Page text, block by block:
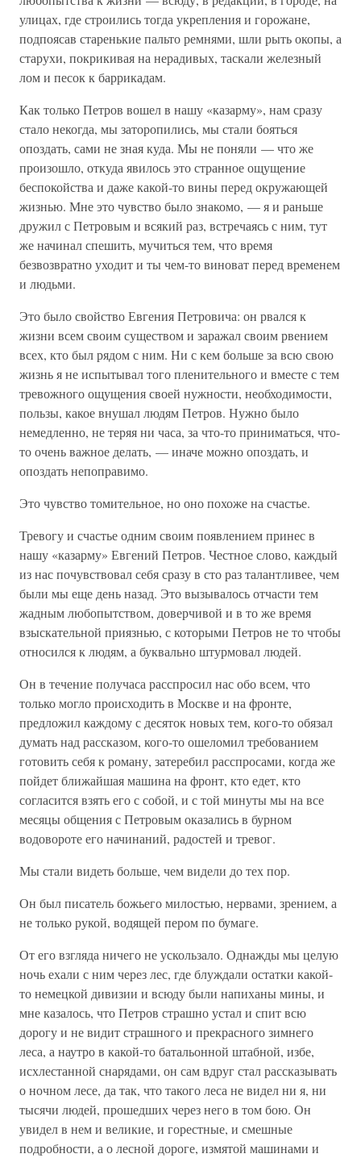
улицах, где строились тогда укрепления и горожане,
подпоясав старенькие пальто ремнями, шли рыть окопы, а
старухи, покрикивая на нерадивых, таскали железный
лом и песок к баррикадам.
Как только Петров вошел в нашу «казарму», нам сразу
стало некогда, мы заторопились, мы стали бояться
опоздать, сами не зная куда. Мы не поняли — что же
произошло, откуда явилось это странное ощущение
беспокойства и даже какой-то вины перед окружающей
жизнью. Мне это чувство было знакомо, — я и раньше
дружил с Петровым и всякий раз, встречаясь с ним, тут
же начинал спешить, мучиться тем, что время
безвозвратно уходит и ты чем-то виноват перед временем
и людьми.
Это было свойство Евгения Петровича: он рвался к
жизни всем своим существом и заражал своим рвением
всех, кто был рядом с ним. Ни с кем больше за всю свою
жизнь я не испытывал того пленительного и вместе с тем
тревожного ощущения своей нужности, необходимости,
пользы, какое внушал людям Петров. Нужно было
немедленно, не теряя ни часа, за что-то приниматься, что-
то очень важное делать, — иначе можно опоздать, и
опоздать непоправимо.
Это чувство томительное, но оно похоже на счастье.
Тревогу и счастье одним своим появлением принес в
нашу «казарму» Евгений Петров. Честное слово, каждый
из нас почувствовал себя сразу в сто раз талантливее, чем
были мы еще день назад. Это вызывалось отчасти тем
жадным любопытством, доверчивой и в то же время
взыскательной приязнью, с которыми Петров не то чтобы
относился к людям, а буквально штурмовал людей.
Он в течение получаса расспросил нас обо всем, что
только могло происходить в Москве и на фронте,
предложил каждому с десяток новых тем, кого-то обязал
думать над рассказом, кого-то ошеломил требованием
готовить себя к роману, затеребил расспросами, когда же
пойдет ближайшая машина на фронт, кто едет, кто
согласится взять его с собой, и с той минуты мы на все
месяцы общения с Петровым оказались в бурном
водовороте его начинаний, радостей и тревог.
Мы стали видеть больше, чем видели до тех пор.
Он был писатель божьего милостью, нервами, зрением, а
не только рукой, водящей пером по бумаге.
От его взгляда ничего не ускользало. Однажды мы целую
ночь ехали с ним через лес, где блуждали остатки какой-
то немецкой дивизии и всюду были напиханы мины, и
мне казалось, что Петров страшно устал и спит всю
дорогу и не видит страшного и прекрасного зимнего
леса, а наутро в какой-то батальонной штабной, избе,
исхлестанной снарядами, он сам вдруг стал рассказывать
о ночном лесе, да так, что такого леса не видел ни я, ни
тысячи людей, прошедших через него в том бою. Он
увидел в нем и великие, и горестные, и смешные
подробности, а о лесной дороге, измятой машинами и